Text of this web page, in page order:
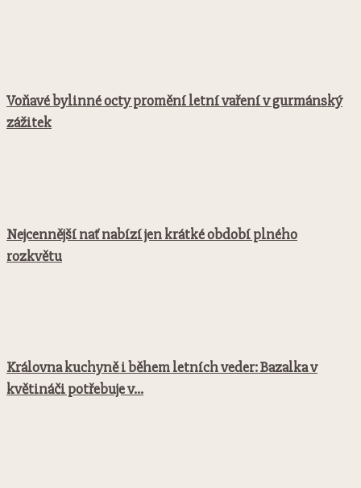
Voňavé bylinné octy promění letní vaření v gurmánský
zážitek
Nejcennější nať nabízí jen krátké období plného
rozkvětu
Královna kuchyně i během letních veder: Bazalka v
květináči potřebuje v...